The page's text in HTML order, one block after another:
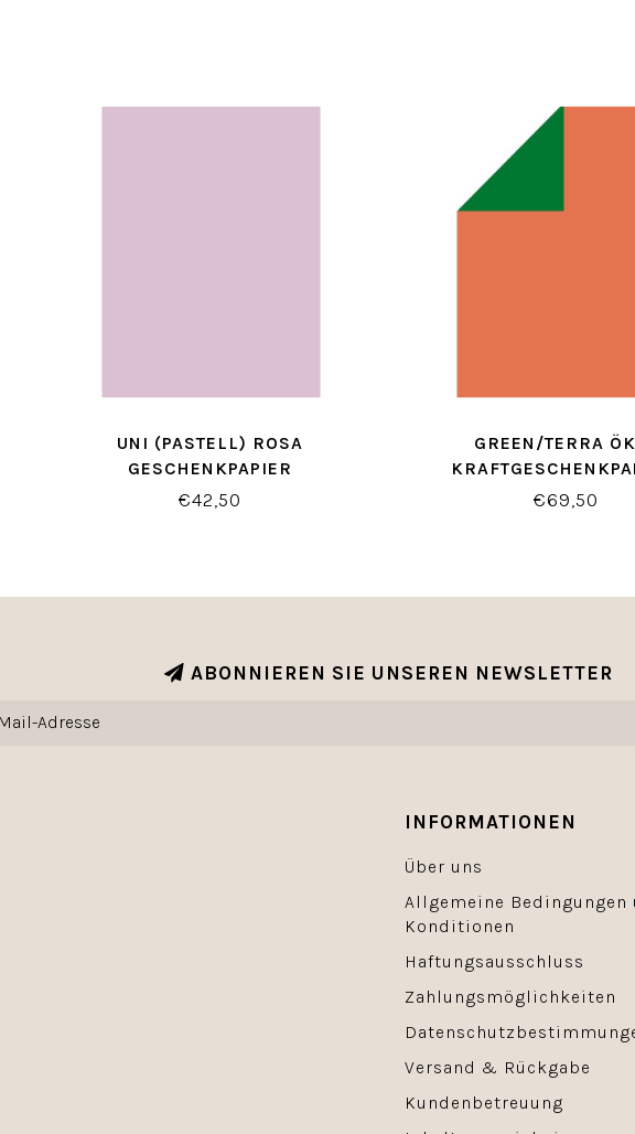
UNI (PASTELL) ROSA
GESCHENKPAPIER
€42,50
GREEN/TERRA
EINFARBIG
€69,50
ABONNIEREN SIE UNSEREN NEWSLETTER
INFORMATIONEN
Über uns
Allgemeine Bedingungen
Konditionen
Haftungsausschluss
Zahlungsmöglichkeiten
Versand & Rückgabe
Kundenbetreuung